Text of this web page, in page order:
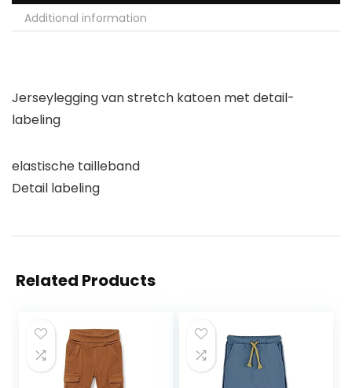
Additional information
Jerseylegging van stretch katoen met detail-
labeling
elastische tailleband
Detail labeling
Related Products